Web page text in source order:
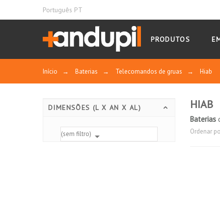
Português PT
PRODUTOS
Início → Baterias → Telecomandos de gruas → Hiab
DIMENSÕES (L X AN X AL)
(sem filtro) 
HIAB
Baterias
Ordenar